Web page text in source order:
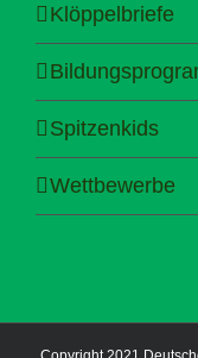
Klöppelbriefe
Spitzenkids
Wettbewerbe